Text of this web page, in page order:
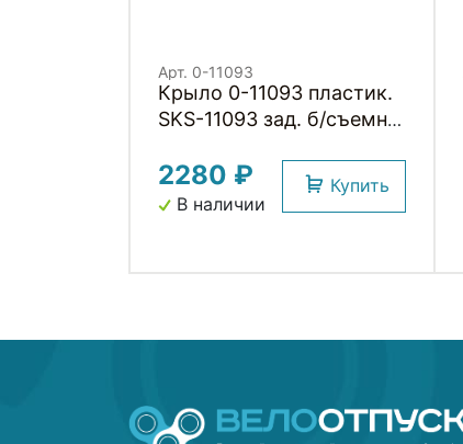
Арт. 0-11093
Крыло 0-11093 пластик.
SKS-11093 зад. б/съемн.
470мм, черное
(Германия)
2280 ₽
В наличии
Купить